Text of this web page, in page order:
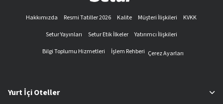
Hakkımızda Resmi Tatiller 2026 Kalite Müşteri İlişkileri
KVKK
Setur Yayınları
Setur Etik İlkeler
Yatırımcı İlişkileri
Bilgi Toplumu Hizmetleri
İşlem Rehberi Çerez Ayarları
Yurt İçi Oteller